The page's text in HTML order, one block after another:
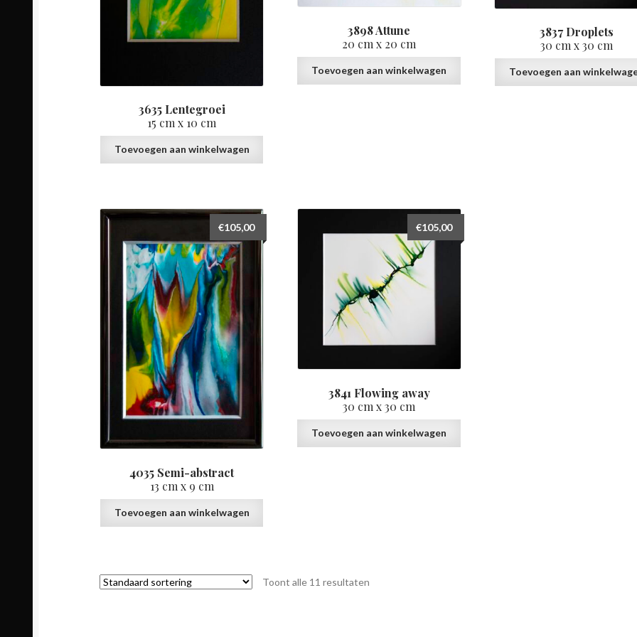
3635 Lentegroei
15 cm x 10 cm
Toevoegen aan winkelwagen
3898 Attune
20 cm x 20 cm
Toevoegen aan winkelwagen
3837 Droplets
30 cm x 30 cm
Toevoegen aan
4035 Semi-abstract
13 cm x 9 cm
€105,00
Toevoegen aan winkelwagen
3841 Flowing away
30 cm x 30 cm
€105,00
Toevoegen aan winkelwagen
Toont alle 11 resultaten